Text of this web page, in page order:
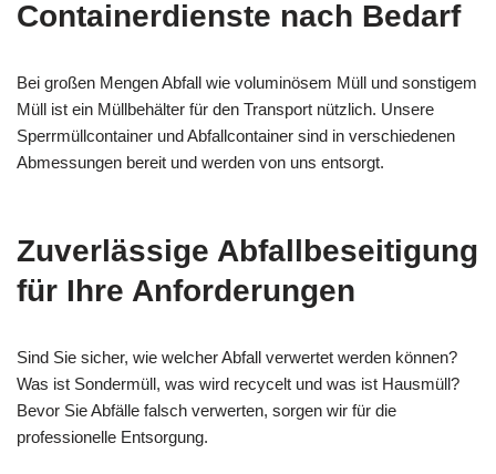
Containerdienste nach Bedarf
Bei großen Mengen Abfall wie voluminösem Müll und sonstigem
Müll ist ein Müllbehälter für den Transport nützlich. Unsere
Sperrmüllcontainer und Abfallcontainer sind in verschiedenen
Abmessungen bereit und werden von uns entsorgt.
Zuverlässige Abfallbeseitigung
für Ihre Anforderungen
Sind Sie sicher, wie welcher Abfall verwertet werden können?
Was ist Sondermüll, was wird recycelt und was ist Hausmüll?
Bevor Sie Abfälle falsch verwerten, sorgen wir für die
professionelle Entsorgung.